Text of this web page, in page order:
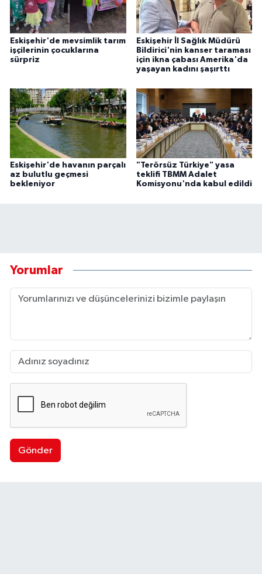
Eskişehir'de mevsimlik tarım
işçilerinin çocuklarına
sürpriz
Eskişehir İl Sağlık Müdürü
Bildirici'nin kanser taraması
için ikna çabası Amerika'da
yaşayan kadını şaşırttı
Eskişehir'de havanın parçalı
az bulutlu geçmesi
bekleniyor
"Terörsüz Türkiye" yasa
teklifi TBMM Adalet
Komisyonu'nda kabul edildi
Yorumlar
Gönder